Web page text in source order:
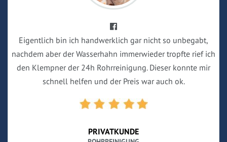
Eigentlich bin ich handwerklich gar nicht so unbegabt,
nachdem aber der Wasserhahn immerwieder tropfte rief ich
den Klempner der 24h Rohrreinigung. Dieser konnte mir
schnell helfen und der Preis war auch ok.
PRIVATKUNDE